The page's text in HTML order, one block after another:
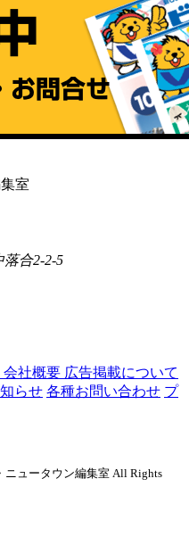
室
落合2-2-5
会社概要 広告掲載について
らせ 各種お問い合わせ プ
ニュータウン編集室 All Rights